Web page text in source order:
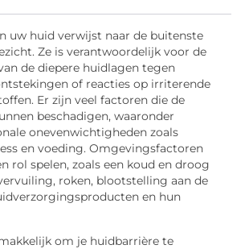
uw huid verwijst naar de buitenste
Ze is verantwoordelijk voor de
de diepere huidlagen tegen
of reacties op irriterende
Er zijn veel factoren die de
beschadigen, waaronder
onevenwichtigheden zoals
en voeding. Omgevingsfactoren
rol spelen, zoals een koud en droog
roken, blootstelling aan de
en hun
om je huidbarrière te